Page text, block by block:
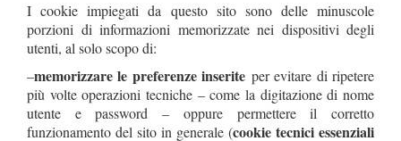
I cookie impiegati da questo sito sono delle minuscole
porzioni di informazioni memorizzate nei dispositivi degli
utenti, al solo scopo di:
–memorizzare le preferenze inserite per evitare di ripetere
più volte operazioni tecniche – come la digitazione di nome
utente e password – oppure permettere il corretto
funzionamento del sito in generale (cookie tecnici essenziali